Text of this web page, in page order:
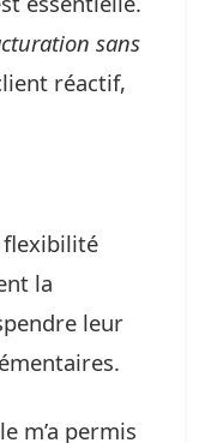
sans
réactif,
flexibilité
la
leur
m’a permis